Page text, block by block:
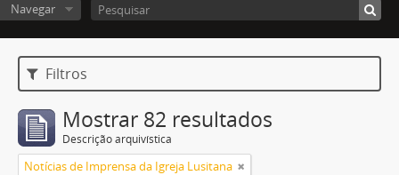
Navegar
Filtros
Mostrar 82 resultados
Descrição arquivística
Notícias de Imprensa da Igreja Lusitana